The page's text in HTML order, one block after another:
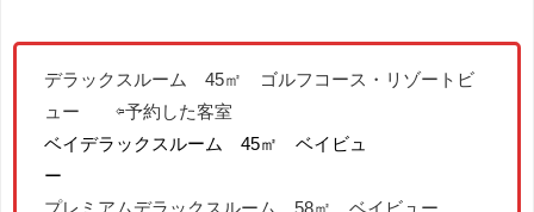
デラックスルーム 45㎡ ゴルフコース・リゾートビ
ュー ⇦予約した客室
ベイデラックスルーム 45㎡ ベイビュ
ー